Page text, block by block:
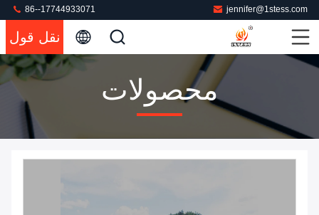
jennifer@1stess.com
86--17744933071
نقل قول
محصولات